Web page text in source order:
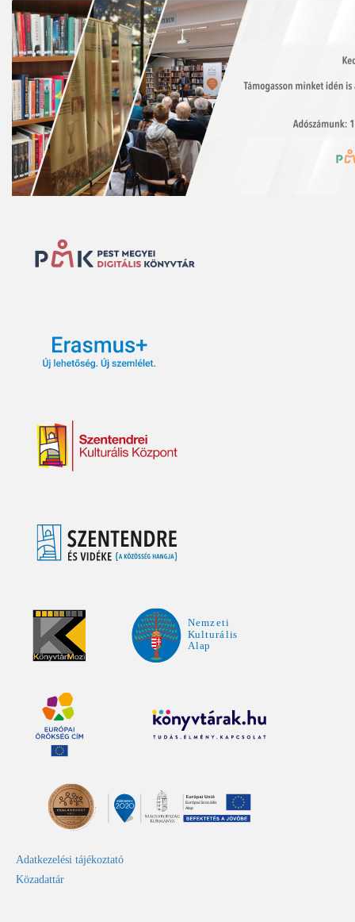
Adatkezelési tájékoztató
Közadattár